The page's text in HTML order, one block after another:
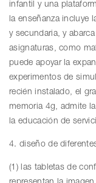
infantil y una
la enseñanza incluye
y secundaria, y
asignaturas, como
puede apoyar la
experimentos de
recién instalado, el
memoria 4g, admite
la educación de
4. diseño de
(1) las tabletas de